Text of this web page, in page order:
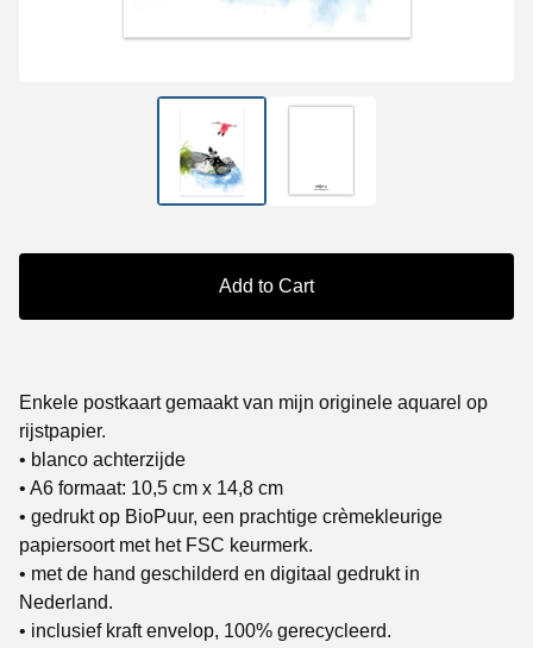
Add to Cart
Enkele postkaart gemaakt van mijn originele aquarel op
rijstpapier.
• blanco achterzijde
• A6 formaat: 10,5 cm x 14,8 cm
• gedrukt op BioPuur, een prachtige crèmekleurige
papiersoort met het FSC keurmerk.
• met de hand geschilderd en digitaal gedrukt in
Nederland.
• inclusief kraft envelop, 100% gerecycleerd.